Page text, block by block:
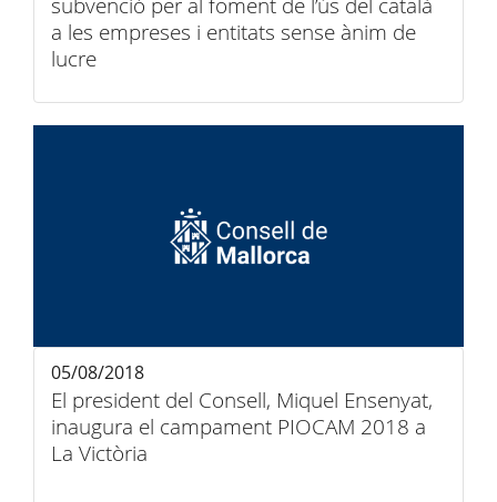
a les empreses i entitats sense ànim de
lucre
El president del Consell, Miquel Ensenyat,
inaugura el campament PIOCAM 2018 a
La Victòria
05/08/2018